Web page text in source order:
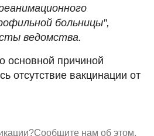
больницы",
ведомства.
основной причиной
отсутствие вакцинации от
Сообщите нам об этом.